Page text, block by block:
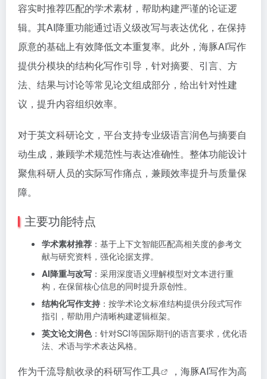
容实时推荐匹配的学术素材，帮助构建严谨的论证逻
辑。其AI降重功能通过语义级改写与表达优化，在保持
原意的基础上有效降低文本重复率。此外，海豚AI写作
提供分模块的结构化写作引导，针对摘要、引言、方
法、结果与讨论等常见论文组成部分，给出针对性建
议，提升内容组织效率。
对于英文科研论文，平台支持专业级语言润色与摘要自
动生成，兼顾学术规范性与表达准确性。整体功能设计
聚焦科研人员的实际写作痛点，兼顾效率提升与质量保
障。
主要功能特点
学术素材推荐 ：基于上下文智能匹配高相关度的参考文
献与研究资料，强化论据支撑。
AI降重与改写 ：采用深度语义理解模型对文本进行重
构，在保留核心信息的同时提升原创性。
结构化写作支持 ：按学术论文标准结构提供分段式写作
指引，帮助用户清晰构建逻辑框架。
英文论文润色：针对SCI等国际期刊的语言要求，优化语
法、术语与学术表达风格。
作为千流导航收录的科研写作工具
，海豚AI写作为高